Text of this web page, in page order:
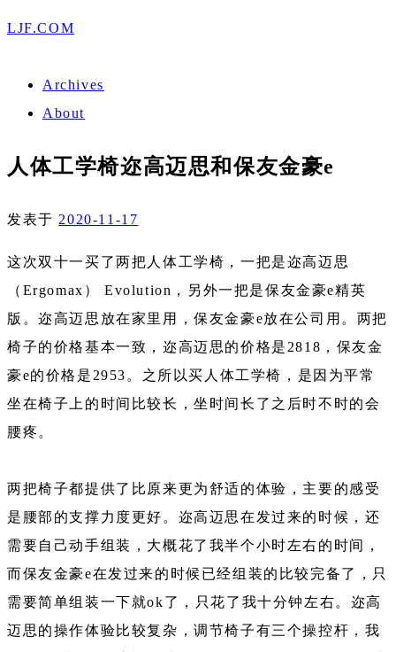
LJF.COM
Archives
About
人体工学椅迩高迈思和保友金豪e
发表于 2020-11-17
这次双十一买了两把人体工学椅，一把是迩高迈思
（Ergomax） Evolution，另外一把是保友金豪e精英
版。迩高迈思放在家里用，保友金豪e放在公司用。两把
椅子的价格基本一致，迩高迈思的价格是2818，保友金
豪e的价格是2953。之所以买人体工学椅，是因为平常
坐在椅子上的时间比较长，坐时间长了之后时不时的会
腰疼。
两把椅子都提供了比原来更为舒适的体验，主要的感受
是腰部的支撑力度更好。迩高迈思在发过来的时候，还
需要自己动手组装，大概花了我半个小时左右的时间，
而保友金豪e在发过来的时候已经组装的比较完备了，只
需要简单组装一下就ok了，只花了我十分钟左右。迩高
迈思的操作体验比较复杂，调节椅子有三个操控杆，我